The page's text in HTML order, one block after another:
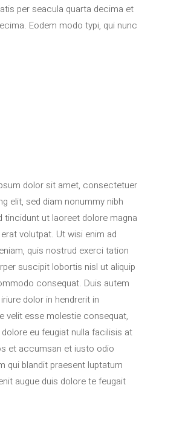
per seacula quarta decima et
Eodem modo typi, qui nunc
dolor sit amet, consectetuer
elit, sed diam nonummy nibh
tincidunt ut laoreet dolore magna
volutpat. Ut wisi enim ad
quis nostrud exerci tation
suscipit lobortis nisl ut aliquip
consequat. Duis autem
dolor in hendrerit in
velit esse molestie consequat,
eu feugiat nulla facilisis at
et accumsan et iusto odio
qui blandit praesent luptatum
augue duis dolore te feugait